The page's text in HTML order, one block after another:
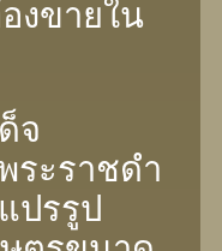
งขายใน
จ
ระราชดํา
ปรรูป